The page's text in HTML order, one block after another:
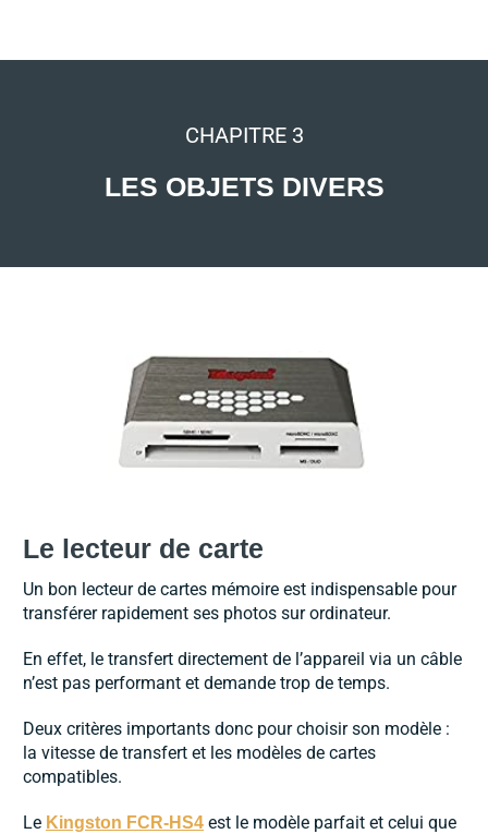
CHAPITRE 3
LES OBJETS DIVERS
Le lecteur de carte
Un bon lecteur de cartes mémoire est indispensable pour
transférer rapidement ses photos sur ordinateur.
En effet, le transfert directement de l’appareil via un câble
n’est pas performant et demande trop de temps.
Deux critères importants donc pour choisir son modèle :
la vitesse de transfert et les modèles de cartes
compatibles.
Le Kingston FCR-HS4 est le modèle parfait et celui que